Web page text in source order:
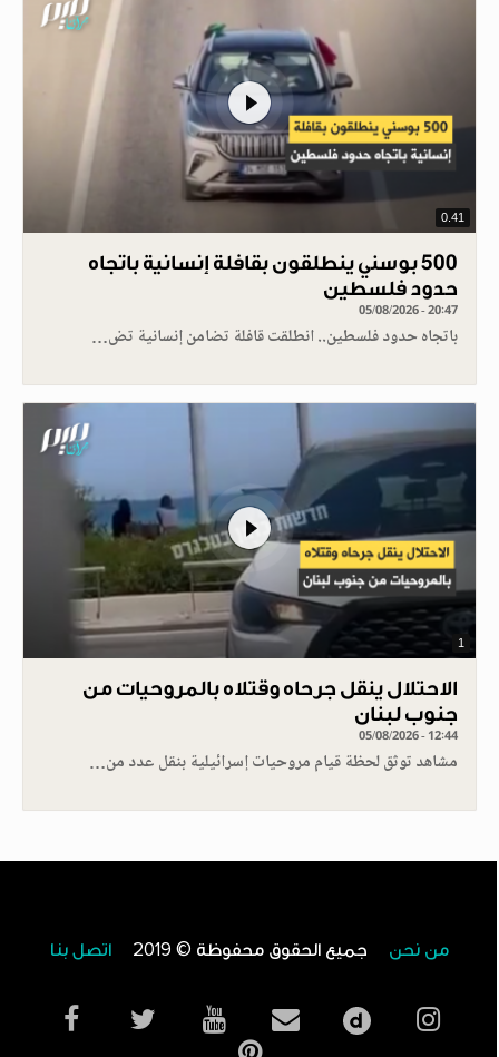
0.41
500 بوسني ينطلقون بقافلة إنسانية باتجاه
حدود فلسطين
05/08/2026 - 20:47
باتجاه حدود فلسطين.. انطلقت قافلة تضامن إنسانية تض…
1
الاحتلال ينقل جرحاه وقتلاه بالمروحيات من
جنوب لبنان
05/08/2026 - 12:44
مشاهد توثق لحظة قيام مروحيات إسرائيلية بنقل عدد من…
من نحن جميع الحقوق محفوظة © 2019 اتصل بنا